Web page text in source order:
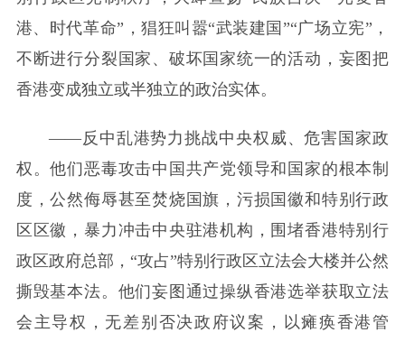
港、时代革命”，猖狂叫嚣“武装建国”“广场立宪”，
不断进行分裂国家、破坏国家统一的活动，妄图把
香港变成独立或半独立的政治实体。
——反中乱港势力挑战中央权威、危害国家政
权。他们恶毒攻击中国共产党领导和国家的根本制
度，公然侮辱甚至焚烧国旗，污损国徽和特别行政
区区徽，暴力冲击中央驻港机构，围堵香港特别行
政区政府总部，“攻占”特别行政区立法会大楼并公然
撕毁基本法。他们妄图通过操纵香港选举获取立法
会主导权，无差别否决政府议案，以瘫痪香港管